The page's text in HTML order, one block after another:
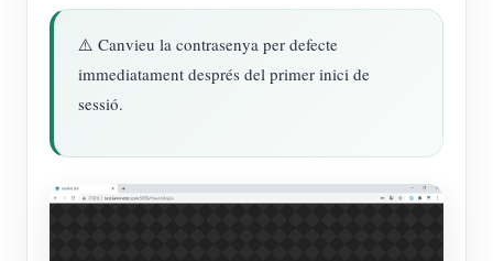
⚠️ Canvieu la contrasenya per defecte
immediatament després del primer inici de
sessió.